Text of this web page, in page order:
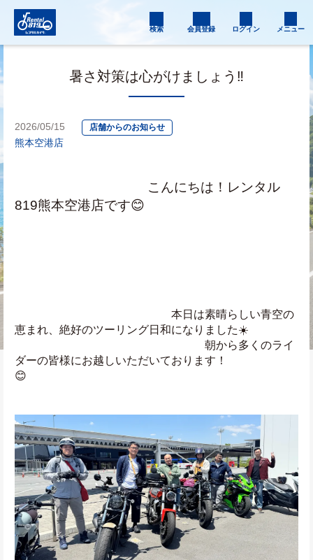
検索 会員登録 ログイン メニュー
暑さ対策は心がけましょう‼️
2026/05/15 店舗からのお知らせ
熊本空港店
こんにちは！レンタル
819熊本空港店です😊
本日は素晴らしい青空の
恵まれ、絶好のツーリング日和になりました☀️
朝から多くのライ
ダーの皆様にお越しいただいております！
😊